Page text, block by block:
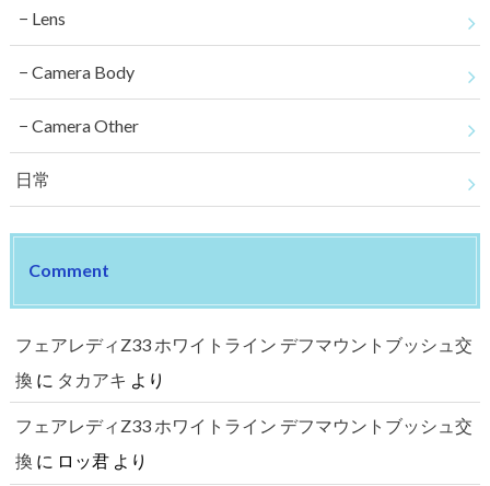
Lens
Camera Body
Camera Other
日常
Comment
フェアレディZ33 ホワイトライン デフマウントブッシュ交
換 に タカアキ より
フェアレディZ33 ホワイトライン デフマウントブッシュ交
換 に ロッ君より